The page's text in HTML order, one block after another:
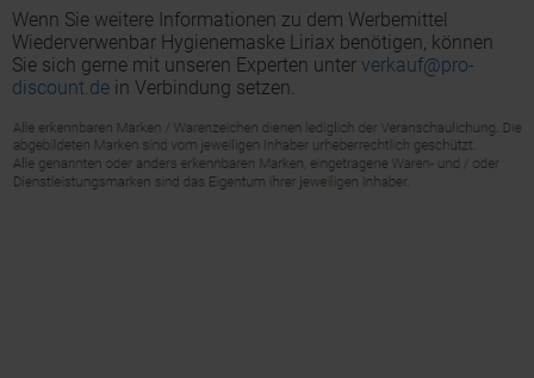
Wenn Sie weitere Informationen zu dem Werbemittel
Wiederverwenbar Hygienemaske Liriax benötigen, können
Sie sich gerne mit unseren Experten unter verkauf@pro-
discount.de in Verbindung setzen.